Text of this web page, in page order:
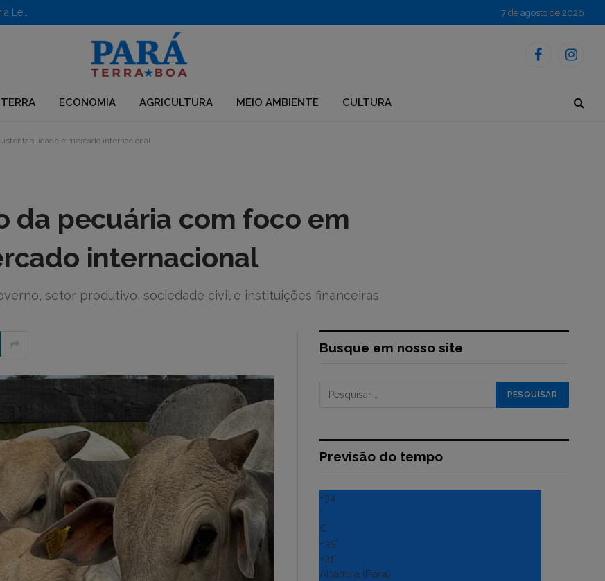
7 de agosto de 2026
Facebook
ECONOMIA AGRICULTURA MEIO AMBIENTE CULTURA
e mercado internacional
pecuária com foco em
internacional
setor produtivo, sociedade civil e instituições financeiras
Busque em nosso site
Previsão do tempo
+34
°
C
+35°
+21°
Altamira (Para)